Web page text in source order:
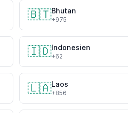
🇧🇹Bhutan
+975
🇮🇩Indonesien
+62
🇱🇦Laos
+856